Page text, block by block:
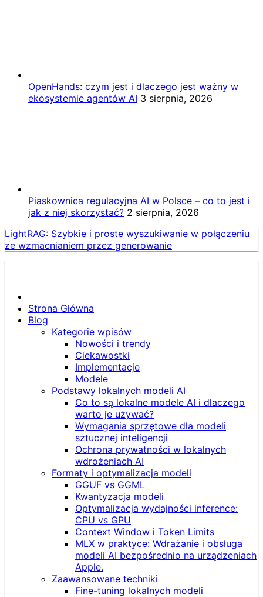
OpenHands: czym jest i dlaczego jest ważny w
ekosystemie agentów AI 3 sierpnia, 2026
Piaskownica regulacyjna AI w Polsce – co to jest i
jak z niej skorzystać? 2 sierpnia, 2026
LightRAG: Szybkie i proste wyszukiwanie w połączeniu
ze wzmacnianiem przez generowanie
Strona Główna
Blog
Kategorie wpisów
Nowości i trendy
Ciekawostki
Implementacje
Modele
Podstawy lokalnych modeli AI
Co to są lokalne modele AI i dlaczego
warto je używać?
Wymagania sprzętowe dla modeli
sztucznej inteligencji
Ochrona prywatności w lokalnych
wdrożeniach AI
Formaty i optymalizacja modeli
GGUF vs GGML
Kwantyzacja modeli
Optymalizacja wydajności inference:
CPU vs GPU
Context Window i Token Limits
MLX w praktyce: Wdrażanie i obsługa
modeli AI bezpośrednio na urządzeniach
Apple.
Zaawansowane techniki
Fine-tuning lokalnych modeli